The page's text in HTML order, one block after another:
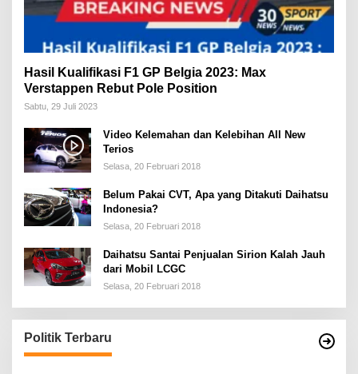
Hasil Kualifikasi F1 GP Belgia 2023: Max
Verstappen Rebut Pole Position
Sabtu, 29 Juli 2023
Video Kelemahan dan Kelebihan All New
Terios
Selasa, 20 Februari 2018
Belum Pakai CVT, Apa yang Ditakuti Daihatsu
Indonesia?
Selasa, 20 Februari 2018
Daihatsu Santai Penjualan Sirion Kalah Jauh
dari Mobil LCGC
Selasa, 20 Februari 2018
Politik Terbaru